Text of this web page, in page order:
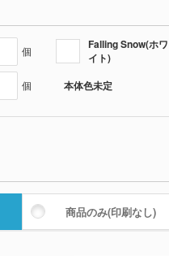
個
Falling Snow(ホワ
イト)
個 本体色未定
商品のみ(印刷なし)